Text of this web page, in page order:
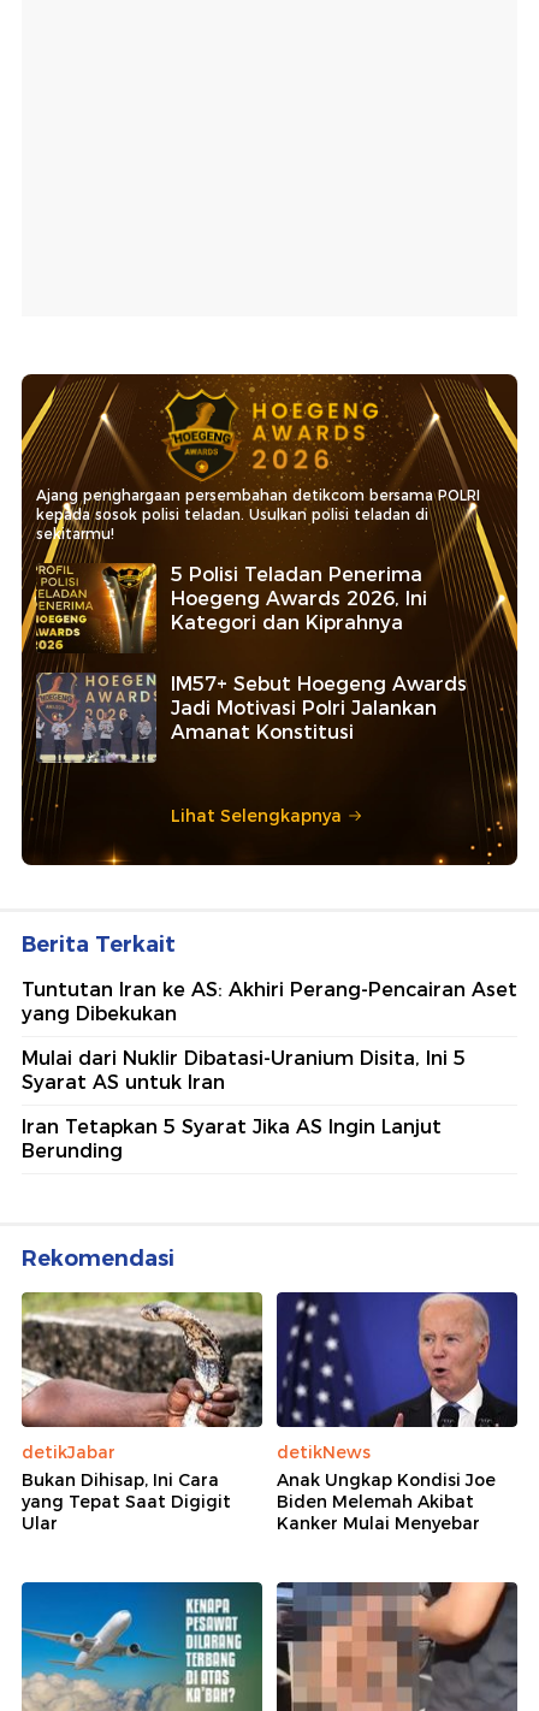
Ajang penghargaan persembahan detikcom bersama POLRI
kepada sosok polisi teladan. Usulkan polisi teladan di
sekitarmu!
5 Polisi Teladan Penerima
Hoegeng Awards 2026, Ini
Kategori dan Kiprahnya
IM57+ Sebut Hoegeng Awards
Jadi Motivasi Polri Jalankan
Amanat Konstitusi
Lihat Selengkapnya
Berita Terkait
Tuntutan Iran ke AS: Akhiri Perang-Pencairan Aset
yang Dibekukan
Mulai dari Nuklir Dibatasi-Uranium Disita, Ini 5
Syarat AS untuk Iran
Iran Tetapkan 5 Syarat Jika AS Ingin Lanjut
Berunding
Rekomendasi
detikJabar
Bukan Dihisap, Ini Cara
yang Tepat Saat Digigit
Ular
detikNews
Anak Ungkap Kondisi Joe
Biden Melemah Akibat
Kanker Mulai Menyebar